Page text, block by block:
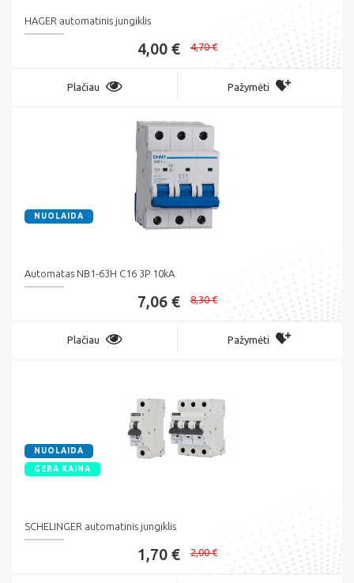
HAGER automatinis jungiklis
4,00 € 4,70 €
Plačiau Pažymėti
NUOLAIDA
Automatas NB1-63H C16 3P 10kA
7,06 € 8,30 €
Plačiau Pažymėti
NUOLAIDA
GERA KAINA
SCHELINGER automatinis jungiklis
1,70 € 2,00 €